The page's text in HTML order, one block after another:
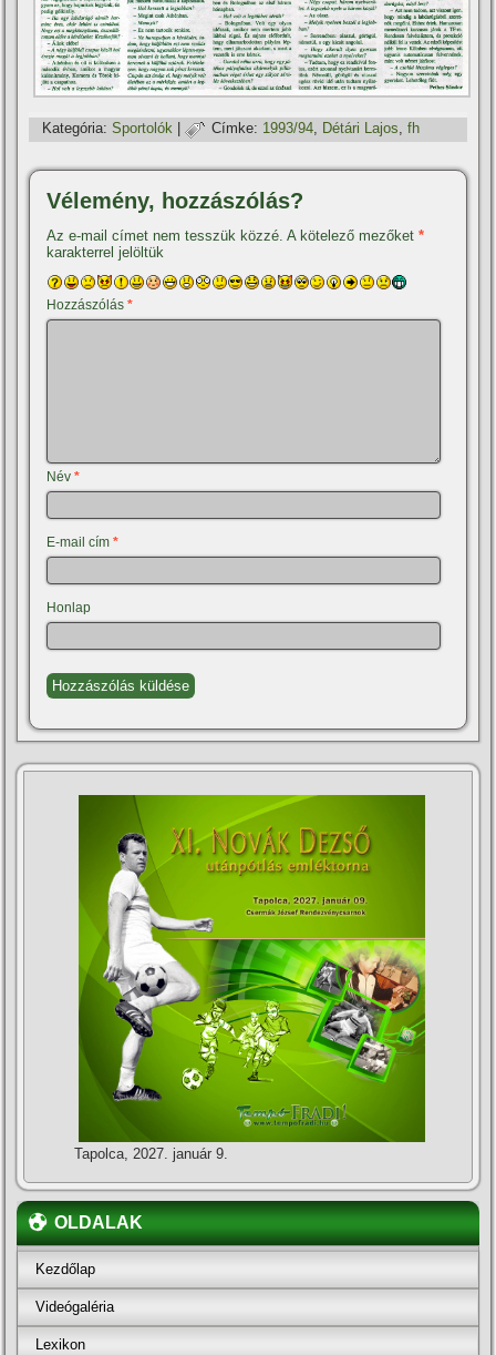
Kategória: Sportolók | Címke: 1993/94, Détári Lajos,fh
Vélemény, hozzászólás?
Az e-mail címet nem tesszük közzé. A kötelező mezőket*
karakterrel jelöltük
Hozzászólás*
Név*
E-mail cím*
Honlap
Tapolca, 2027. január 9.
OLDALAK
Kezdőlap
Videógaléria
Lexikon